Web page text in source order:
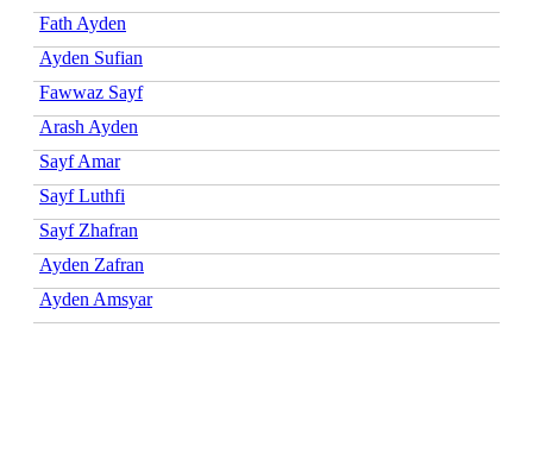
Fath Ayden
Ayden Sufian
Fawwaz Sayf
Arash Ayden
Sayf Amar
Sayf Luthfi
Sayf Zhafran
Ayden Zafran
Ayden Amsyar